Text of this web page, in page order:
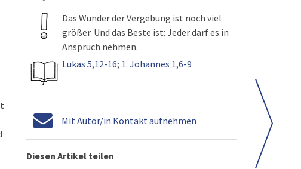
Das Wunder der Vergebung ist noch viel
größer. Und das Beste ist: Jeder darf es in
Anspruch nehmen.
Lukas 5,12-16; 1. Johannes 1,6-9
Mit Autor/in Kontakt aufnehmen
Diesen Artikel teilen